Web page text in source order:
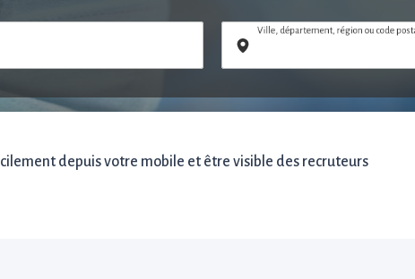
Ville, département, région ou code
depuis votre mobile et être visible des recruteurs